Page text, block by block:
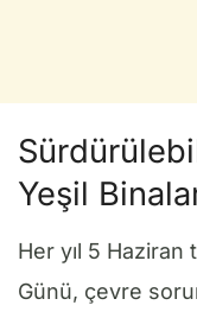
Yeşil
Her yıl 5
Günü, çevre